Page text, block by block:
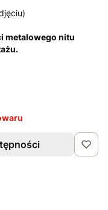
metalowego nitu